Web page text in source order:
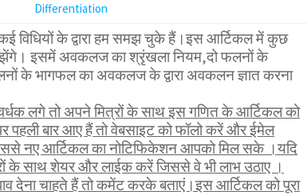
Differentiation
के द्वारा हम समझ चुके हैं।इस आर्टिकल में कुछ
इसमें अवकलज का श्रृंखला नियम,दो फलनों के
के भागफल का अवकलज के द्वारा अवकलन ज्ञात करना
लगे तो अपने मित्रों के साथ इस गणित के आर्टिकल को
बार आए हैं तो वेबसाइट को फॉलो करें और ईमेल
नए आर्टिकल का नोटिफिकेशन आपको मिल सके ।यदि
के साथ शेयर और लाईक करें जिससे वे भी लाभ उठाए ।
देना चाहते हैं तो कमेंट करके बताएं।इस आर्टिकल को पूरा